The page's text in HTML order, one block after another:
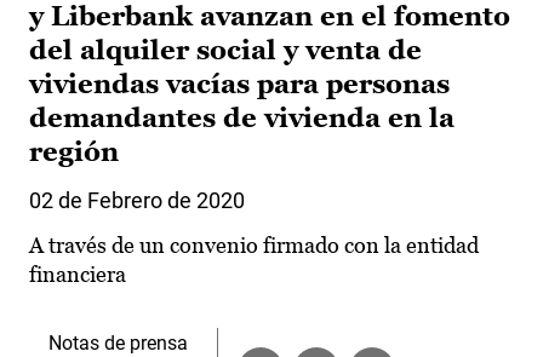
y Liberbank avanzan en el fomento
del alquiler social y venta de
viviendas vacías para personas
demandantes de vivienda en la
región
02 de Febrero de 2020
A través de un convenio firmado con la entidad
financiera
Notas de prensa